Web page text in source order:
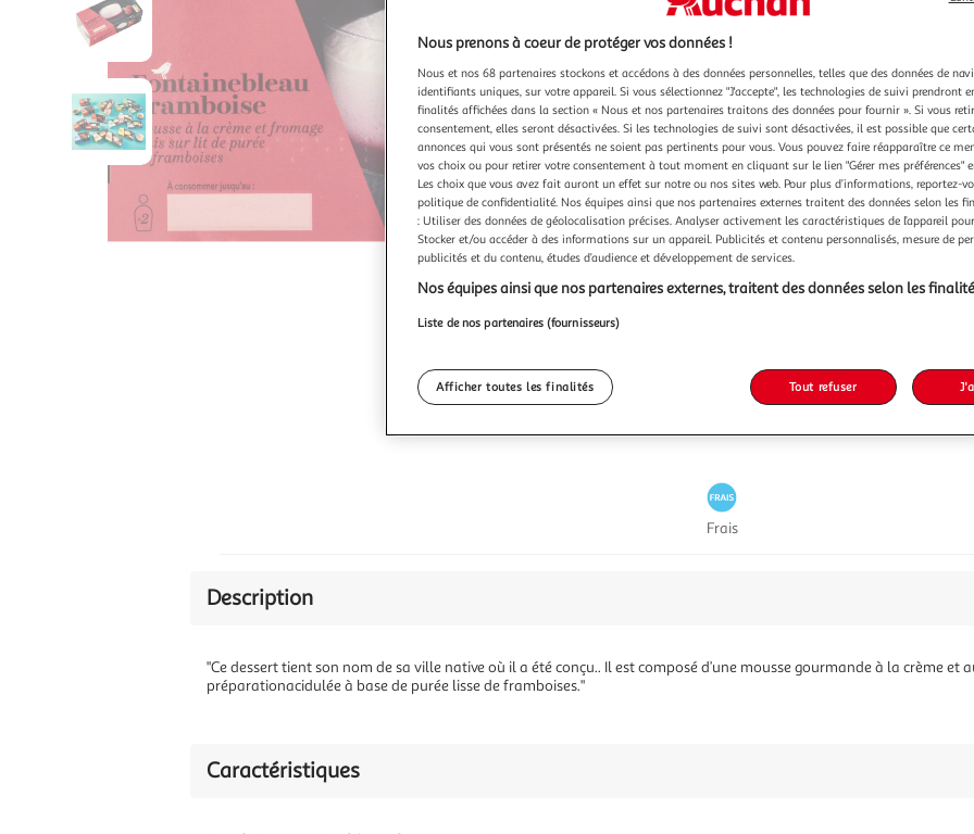
Frais
Description
"Ce dessert tient son nom de sa ville native où il a été conçu.. Il est composé d’une mousse gourmande à la crème et
préparationacidulée à base de purée lisse de framboises."
Caractéristiques
Nous prenons à coeur de protéger vos données !
Nous et nos 68 partenaires stockons et accédons à des données personnelles, telles que des données de
identifiants uniques, sur votre appareil. Si vous sélectionnez "J'accepte", les technologies de suivi prendront
finalités affichées dans la section « Nous et nos partenaires traitons des données pour fournir ». Si vous
consentement, elles seront désactivées. Si les technologies de suivi sont désactivées, il est possible que
annonces qui vous sont présentés ne soient pas pertinents pour vous. Vous pouvez faire réapparaître ce
vos choix ou pour retirer votre consentement à tout moment en cliquant sur le lien "Gérer mes préférences"
Les choix que vous avez fait auront un effet sur notre ou nos sites web. Pour plus d’informations, reportez-
politique de confidentialité. Nos équipes ainsi que nos partenaires externes traitent des données selon les
: Utiliser des données de géolocalisation précises. Analyser activement les caractéristiques de l’appareil
Stocker et/ou accéder à des informations sur un appareil. Publicités et contenu personnalisés, mesure de
publicités et du contenu, études d’audience et développement de services.
Nos équipes ainsi que nos partenaires externes, traitent des données selon les
Liste de nos partenaires (fournisseurs)
Afficher toutes les finalités Tout refuser